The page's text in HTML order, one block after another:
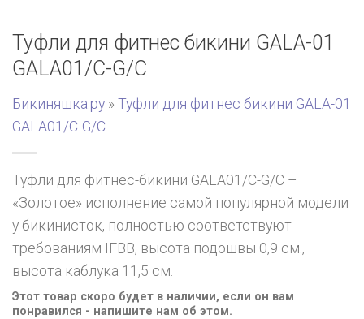
Туфли для фитнес бикини GALA-01
GALA01/C-G/C
Бикиняшка.ру » Туфли для фитнес бикини GALA-01
GALA01/C-G/C
Туфли для фитнес-бикини GALA01/C-G/C –
«Золотое» исполнение самой популярной модели
у бикинисток, полностью соответствуют
требованиям IFBB, высота подошвы 0,9 см.,
высота каблука 11,5 см.
Этот товар скоро будет в наличии, если он вам
понравился - напишите нам об этом.